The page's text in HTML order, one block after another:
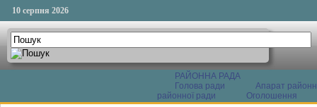
10 серпня 2026
РАЙОННА РАДА
Голова ради
Апарат
районної ради
Оголошення